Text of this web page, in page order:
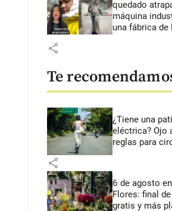
quedado
máquina
una fábrica de
share
Te
¿Tiene una
eléctrica? Ojo
reglas para
share
6 de agosto
Flores: final
gratis y más